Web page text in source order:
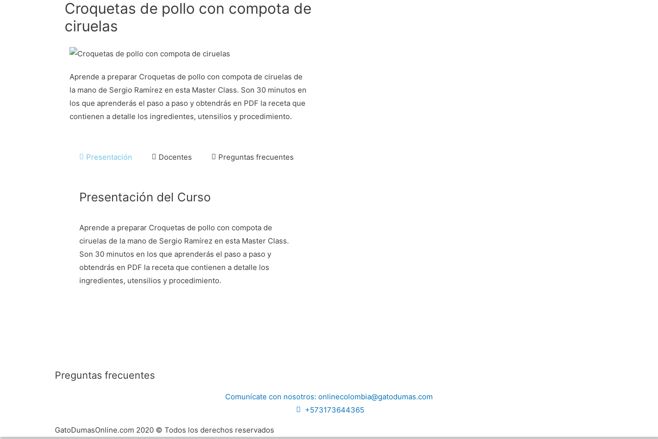
Croquetas de pollo con compota de
ciruelas
Aprende a preparar Croquetas de pollo con compota de ciruelas de
la mano de Sergio Ramírez en esta Master Class. Son 30 minutos en
los que aprenderás el paso a paso y obtendrás en PDF la receta que
contienen a detalle los ingredientes, utensilios y procedimiento.
Presentación Docentes Preguntas frecuentes
Presentación del Curso
Aprende a preparar Croquetas de pollo con compota de
ciruelas de la mano de Sergio Ramírez en esta Master Class.
Son 30 minutos en los que aprenderás el paso a paso y
obtendrás en PDF la receta que contienen a detalle los
ingredientes, utensilios y procedimiento.
Sergio
Ramírez
“Cocinero profesional y Coordinador del área de
para empresas como Hyatt, Celebrity Cruises y
restaurantes de alta cocina Lastage y Sinne en los
Paises Bajos.
Dedicado actualmente a la docencia para estudiantes
¿Qué es Gato Dumas Online?
¿Qué productos ofrecen en Gato Dumas Online?
¿Los cursos son para el público en general o son muy
difíciles?
Preguntas frecuentes
Comunícate con nosotros: onlinecolombia@gatodumas.com
+573173644365
GatoDumasOnline.com 2020 © Todos los derechos reservados